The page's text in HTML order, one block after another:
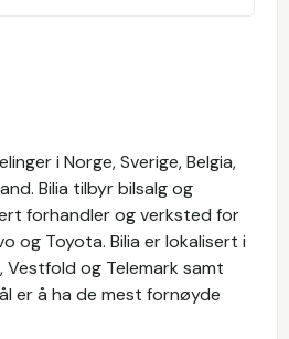
i Norge, Sverige, Belgia,
Bilia tilbyr bilsalg og
forhandler og verksted for
og Toyota. Bilia er lokalisert i
Vestfold og Telemark samt
er å ha de mest fornøyde